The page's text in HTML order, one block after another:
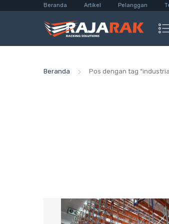
Beranda Artikel Pelanggan
Beranda Pos dengan tag